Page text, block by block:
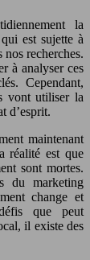
la
est sujette à
recherches.
à analyser ces
Cependant,
vont utiliser la
d’esprit.
maintenant
réalité est que
sont mortes.
du marketing
change et
que peut
il existe des